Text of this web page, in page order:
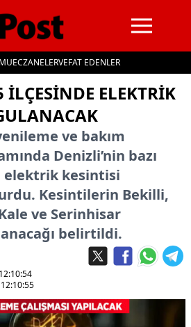
ECZANELERVEFAT EDENLER
ELEKTRIK
ve bakım
Denizli’nin bazı
elektrik kesintisi
Kesintilerin Bekilli,
ve Serinhisar
belirtildi.